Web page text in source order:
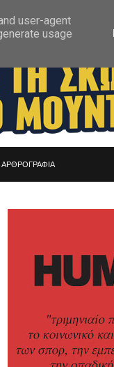
ΑΡΘΡΟΓΡΑΦΙΑ
user-agent
usage